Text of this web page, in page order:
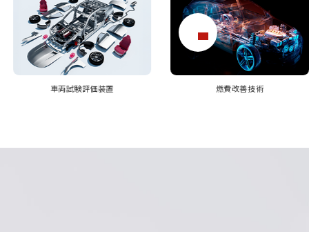
燃費改善技術 自動車総合技術